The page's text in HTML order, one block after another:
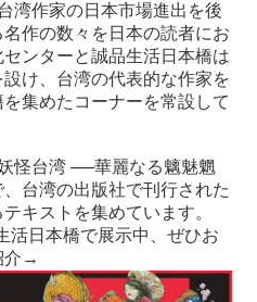
湾作家の日本市場進出を後
作の数々を日本の読者にお
ンターと誠品生活日本橋は
け、台湾の代表的な作家を
集めたコーナーを常設して
怪台湾 ──華麗なる魑魅魍
台湾の出版社で刊行された
キストを集めています。
活日本橋で展示中、ぜひお
介→